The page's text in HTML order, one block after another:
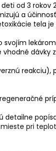
od 3 rokov
a
tela
svojím
dávky
pri